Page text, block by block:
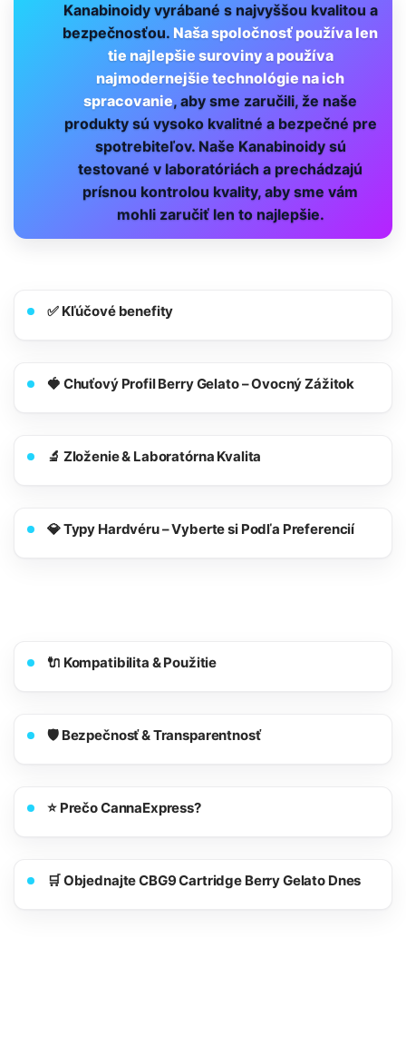
Kanabinoidy vyrábané s najvyššou kvalitou a
bezpečnosťou. Naša spoločnosť používa len
tie najlepšie suroviny a používa
najmodernejšie technológie na ich
spracovanie, aby sme zaručili, že naše
produkty sú vysoko kvalitné a bezpečné pre
spotrebiteľov. Naše Kanabinoidy sú
testované v laboratóriách a prechádzajú
prísnou kontrolou kvality, aby sme vám
mohli zaručiť len to najlepšie.
✅ Kľúčové benefity
🍓 Chuťový Profil Berry Gelato – Ovocný Zážitok
🔬 Zloženie & Laboratórna Kvalita
💎 Typy Hardvéru – Vyberte si Podľa Preferencií
🔌 Kompatibilita & Použitie
🛡️ Bezpečnosť & Transparentnosť
⭐ Prečo CannaExpress?
🛒 Objednajte CBG9 Cartridge Berry Gelato Dnes